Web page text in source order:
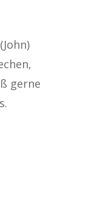
gerne